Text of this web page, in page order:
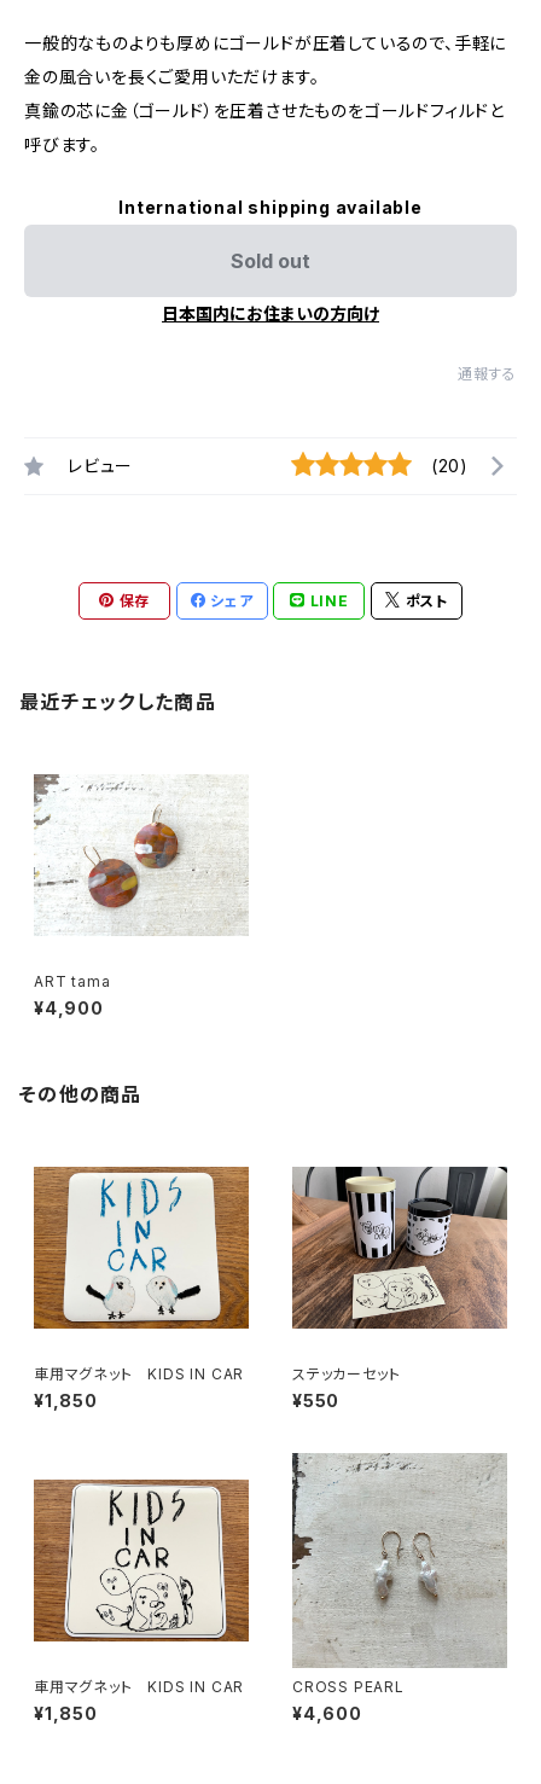
一般的なものよりも厚めにゴールドが圧着しているので、手軽に
金の風合いを長くご愛用いただけます。
真鍮の芯に金（ゴールド）を圧着させたものをゴールドフィルドと
呼びます。
International shipping available
Sold out
日本国内にお住まいの方向け
通報する
レビュー (20)
保存 シェア LINE ポスト
最近チェックした商品
ART tama
¥4,900
その他の商品
車用マグネット KIDS IN CAR
¥1,850
ステッカーセット
¥550
車用マグネット KIDS IN CAR
¥1,850
CROSS PEARL
¥4,600